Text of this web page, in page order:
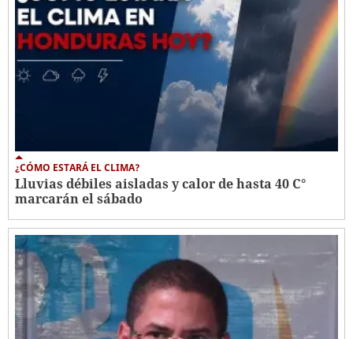
¿CÓMO ESTARÁ EL CLIMA?
Lluvias débiles aisladas y calor de hasta 40 C°
marcarán el sábado